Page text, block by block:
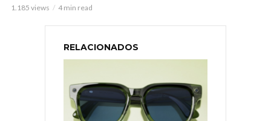
1.185 views 4 min read
RELACIONADOS